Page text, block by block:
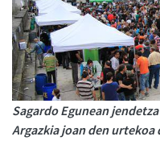
Sagardo Egunean
Argazkia joan den urtekoa